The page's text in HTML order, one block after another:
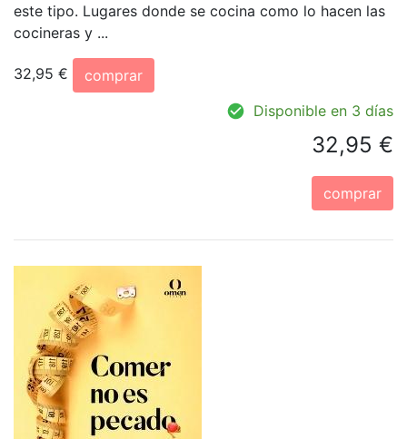
este tipo. Lugares donde se cocina como lo hacen las
cocineras y ...
32,95 €
comprar
Disponible en 3 días
32,95 €
comprar